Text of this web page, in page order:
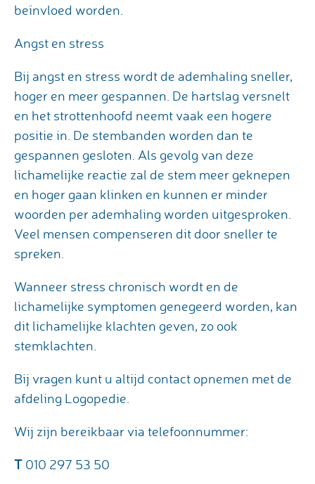
beïnvloed worden.
Angst en stress
Bij angst en stress wordt de ademhaling sneller,
hoger en meer gespannen. De hartslag versnelt
en het strottenhoofd neemt vaak een hogere
positie in. De stembanden worden dan te
gespannen gesloten. Als gevolg van deze
lichamelijke reactie zal de stem meer geknepen
en hoger gaan klinken en kunnen er minder
woorden per ademhaling worden uitgesproken.
Veel mensen compenseren dit door sneller te
spreken.
Wanneer stress chronisch wordt en de
lichamelijke symptomen genegeerd worden, kan
dit lichamelijke klachten geven, zo ook
stemklachten.
Bij vragen kunt u altijd contact opnemen met de
afdeling Logopedie.
Wij zijn bereikbaar via telefoonnummer:
T 010 297 53 50